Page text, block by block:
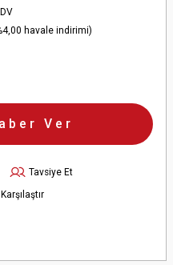
havale indirimi)
Ver
Tavsiye Et
Karşılaştır